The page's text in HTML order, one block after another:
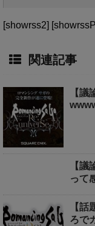
[showrss2]
関連記事
【
【
って
【
ろで